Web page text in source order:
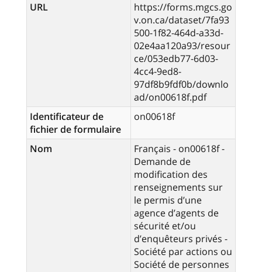
URL
https://forms.mgcs.go
v.on.ca/dataset/7fa93
500-1f82-464d-a33d-
02e4aa120a93/resour
ce/053edb77-6d03-
4cc4-9ed8-
97df8b9fdf0b/downlo
ad/on00618f.pdf
Identificateur de
fichier de formulaire
on00618f
Nom
Français - on00618f -
Demande de
modification des
renseignements sur
le permis d’une
agence d’agents de
sécurité et/ou
d’enquêteurs privés -
Société par actions ou
Société de personnes